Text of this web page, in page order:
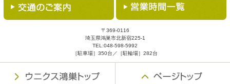
〒369-0116
埼玉県鴻巣市北新宿225-1
TEL:048-598-5992
［駐車場］350台／［駐輪場］282台